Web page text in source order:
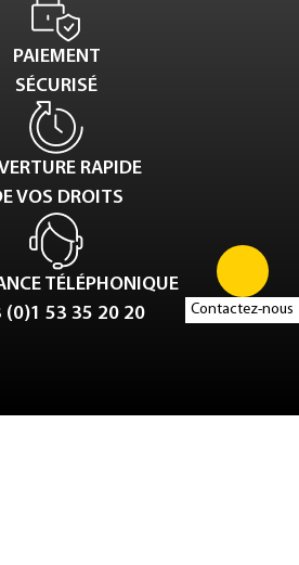
Contactez-nous
PAIEMENT
SÉCURISÉ
RAPIDE
VOS DROITS
TÉLÉPHONIQUE
(0)1 53 35 20 20